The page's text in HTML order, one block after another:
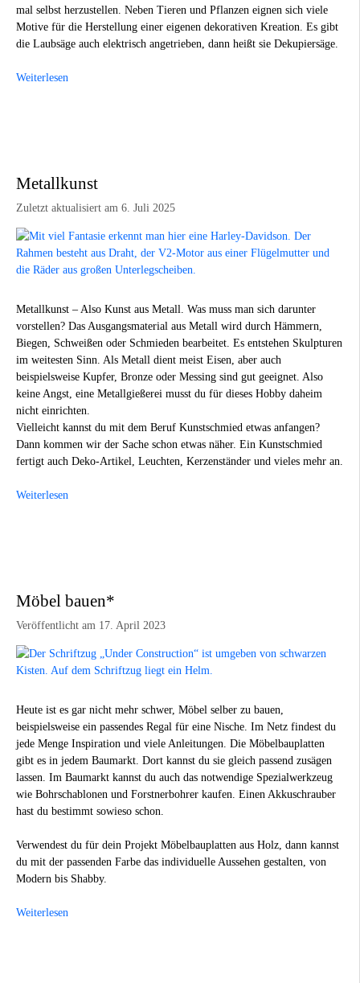
mal selbst herzustellen. Neben Tieren und Pflanzen eignen sich viele
Motive für die Herstellung einer eigenen dekorativen Kreation. Es gibt
die Laubsäge auch elektrisch angetrieben, dann heißt sie Dekupiersäge.
Weiterlesen
Metallkunst
Zuletzt aktualisiert am 6. Juli 2025
Metallkunst – Also Kunst aus Metall. Was muss man sich darunter
vorstellen? Das Ausgangsmaterial aus Metall wird durch Hämmern,
Biegen, Schweißen oder Schmieden bearbeitet. Es entstehen Skulpturen
im weitesten Sinn. Als Metall dient meist Eisen, aber auch
beispielsweise Kupfer, Bronze oder Messing sind gut geeignet. Also
keine Angst, eine Metallgießerei musst du für dieses Hobby daheim
nicht einrichten.
Vielleicht kannst du mit dem Beruf Kunstschmied etwas anfangen?
Dann kommen wir der Sache schon etwas näher. Ein Kunstschmied
fertigt auch Deko-Artikel, Leuchten, Kerzenständer und vieles mehr an.
Weiterlesen
Möbel bauen*
Veröffentlicht am 17. April 2023
Heute ist es gar nicht mehr schwer, Möbel selber zu bauen,
beispielsweise ein passendes Regal für eine Nische. Im Netz findest du
jede Menge Inspiration und viele Anleitungen. Die Möbelbauplatten
gibt es in jedem Baumarkt. Dort kannst du sie gleich passend zusägen
lassen. Im Baumarkt kannst du auch das notwendige Spezialwerkzeug
wie Bohrschablonen und Forstnerbohrer kaufen. Einen Akkuschrauber
hast du bestimmt sowieso schon.
Verwendest du für dein Projekt Möbelbauplatten aus Holz, dann kannst
du mit der passenden Farbe das individuelle Aussehen gestalten, von
Modern bis Shabby.
Weiterlesen